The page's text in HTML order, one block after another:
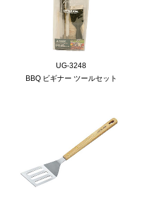
UG-3248
BBQ ビギナー ツールセット